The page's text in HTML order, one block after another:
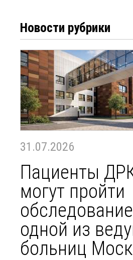
Новости рубрики
31.07.2026
Пациенты
могут пройти
одной из
больниц